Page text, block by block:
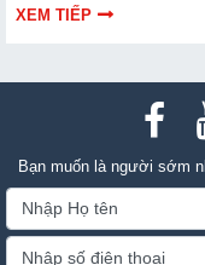
thông tin bài viết dưới
XEM TIẾP
Bạn muốn là người sớm